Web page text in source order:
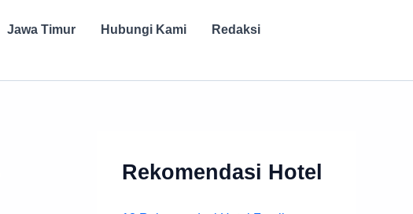
Jawa Timur Hubungi Kami
Redaksi
Rekomendasi Hotel